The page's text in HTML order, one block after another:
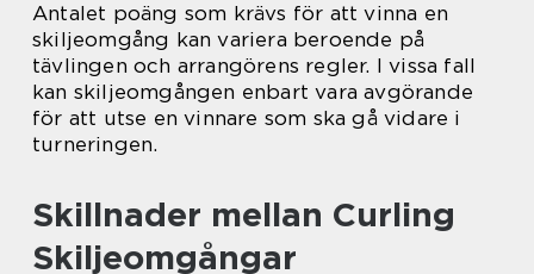
Antalet poäng som krävs för att vinna en
skiljeomgång kan variera beroende på
tävlingen och arrangörens regler. I vissa fall
kan skiljeomgången enbart vara avgörande
för att utse en vinnare som ska gå vidare i
turneringen.
Skillnader mellan Curling
Skiljeomgångar